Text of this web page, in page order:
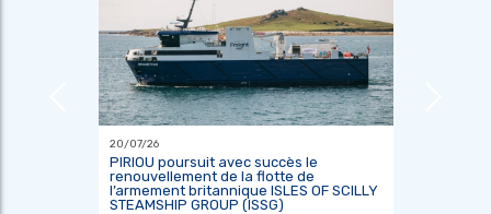
20/07/26
PIRIOU poursuit avec succès le
renouvellement de la flotte de
l’armement britannique ISLES OF SCILLY
STEAMSHIP GROUP (ISSG)